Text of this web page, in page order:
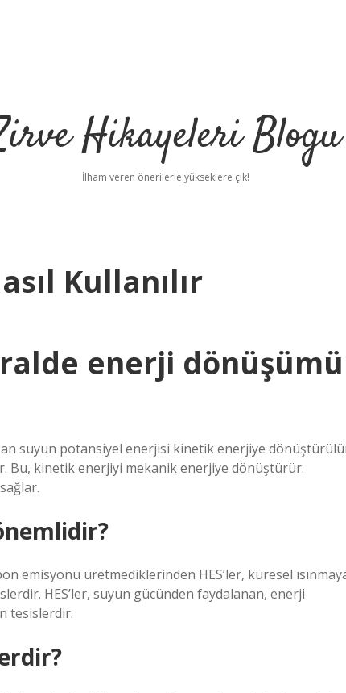
Hikayeleri Blogu
İlham veren önerilerle yükseklere çık!
Kullanılır
enerji dönüşümü
suyun potansiyel enerjisi kinetik enerjiye
Bu, kinetik enerjiyi mekanik enerjiye dönüştürür.
üretmediklerinden HES’ler, küresel
HES’ler, suyun gücünden faydalanan, enerji
tesislerdir.